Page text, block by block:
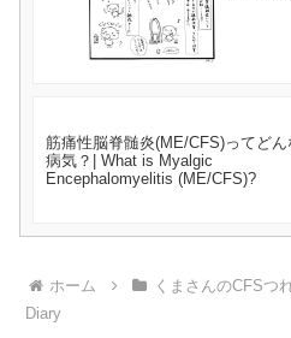
筋痛性脳脊髄炎(ME/CFS)ってどん
病気？| What is Myalgic
Encephalomyelitis (ME/CFS)?
ホーム
くまさんのCFSつ
Diary